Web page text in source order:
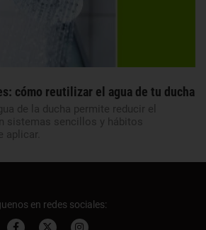
cómo reutilizar el agua de tu ducha
de la ducha permite reducir el
sistemas sencillos y hábitos
en redes sociales: